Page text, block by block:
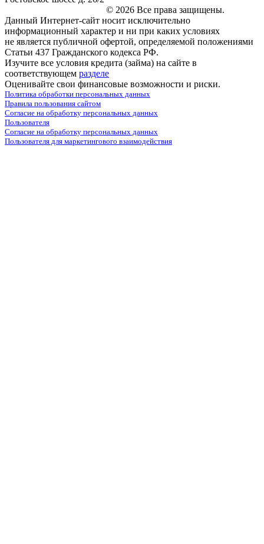
© 2026 Все права защищены.
Данный Интернет-сайт носит исключительно
информационный характер и ни при каких условиях
не является публичной офертой, определяемой положениями
Статьи 437 Гражданского кодекса РФ.
Изучите все условия кредита (займа) на сайте в
соответствующем разделе
Оценивайте свои финансовые возможности и риски.
Политика обработки персональных данных
Правила пользования сайтом
Согласие на обработку персональных данных
Пользователя
Согласие на обработку персональных данных
Пользователя для маркетингового взаимодействия